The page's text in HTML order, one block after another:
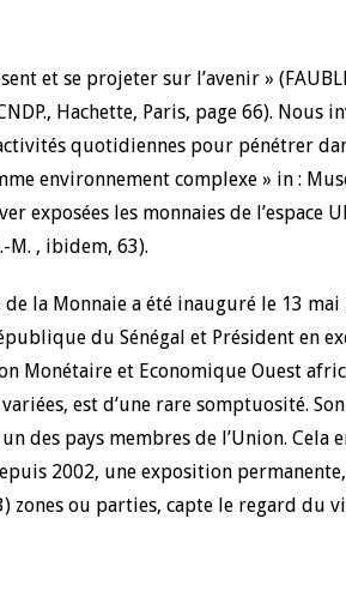
et se projeter sur l’avenir »
Hachette, Paris, page 66). Nous
quotidiennes pour pénétrer
environnement complexe » in :
exposées les monnaies de l’espace
M. , ibidem, 63).
de la Monnaie a été inauguré le 13 mai
du Sénégal et Président en
Monétaire et Economique Ouest
est d’une rare somptuosité. Son
des pays membres de l’Union. Cela
2002, une exposition permanente,
zones ou parties, capte le regard du
2025
Politique Monétaire de la
juin 2026, prononcée par
Monsieur Jean-Claude